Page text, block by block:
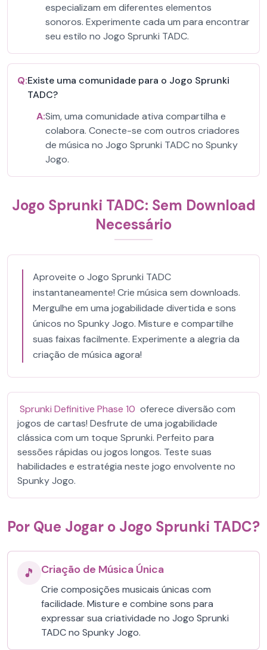
especializam em diferentes elementos
sonoros. Experimente cada um para encontrar
seu estilo no Jogo Sprunki TADC.
Q:Existe uma comunidade para o Jogo Sprunki
TADC?
A:Sim, uma comunidade ativa compartilha e
colabora. Conecte-se com outros criadores
de música no Jogo Sprunki TADC no Spunky
Jogo.
Jogo Sprunki TADC: Sem Download
Necessário
Aproveite o Jogo Sprunki TADC
instantaneamente! Crie música sem downloads.
Mergulhe em uma jogabilidade divertida e sons
únicos no Spunky Jogo. Misture e compartilhe
suas faixas facilmente. Experimente a alegria da
criação de música agora!
Sprunki Definitive Phase 10 oferece diversão com
jogos de cartas! Desfrute de uma jogabilidade
clássica com um toque Sprunki. Perfeito para
sessões rápidas ou jogos longos. Teste suas
habilidades e estratégia neste jogo envolvente no
Spunky Jogo.
Por Que Jogar o Jogo Sprunki TADC?
🎵 Criação de Música Única
Crie composições musicais únicas com
facilidade. Misture e combine sons para
expressar sua criatividade no Jogo Sprunki
TADC no Spunky Jogo.